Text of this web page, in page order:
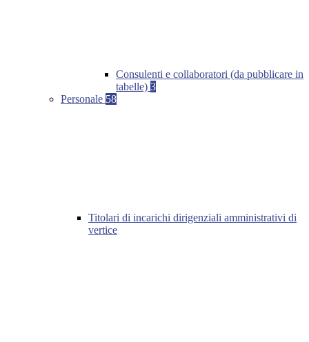
Consulenti e collaboratori (da pubblicare in
tabelle) 3
Personale 58
Titolari di incarichi dirigenziali amministrativi di
vertice